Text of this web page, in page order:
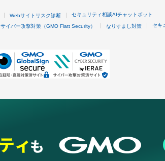
Webサイトリスク診断 セキュリティ相談AIチャットボット
サイバー攻撃対策（GMO Flatt Security） なりすまし対策 セキ